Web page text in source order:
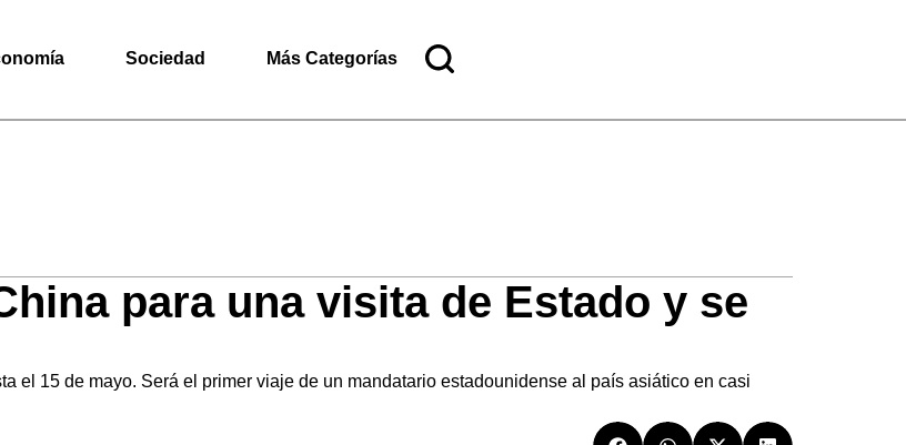
Sociedad Más Categorías
para una visita de Estado y se
el 15 de mayo. Será el primer viaje de un mandatario estadounidense al país asiático en casi